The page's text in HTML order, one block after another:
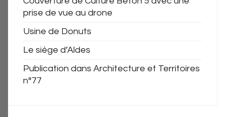
prise de vue au drone
Usine de Donuts
Le siège d’Aldes
Publication dans Architecture et Territoires
n°77